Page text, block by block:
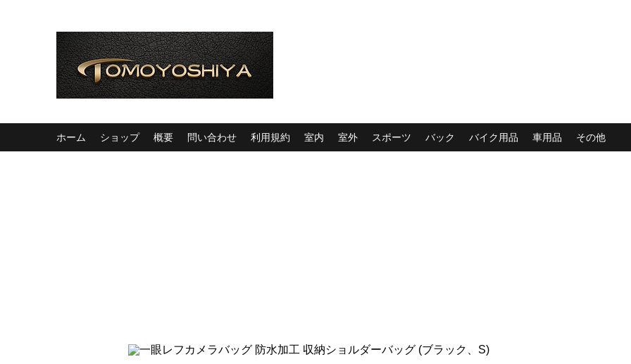
ホーム ショップ 概要 問い合わせ 利用規約 室内 室外 スポーツ バック バイク用品 車用品 その他